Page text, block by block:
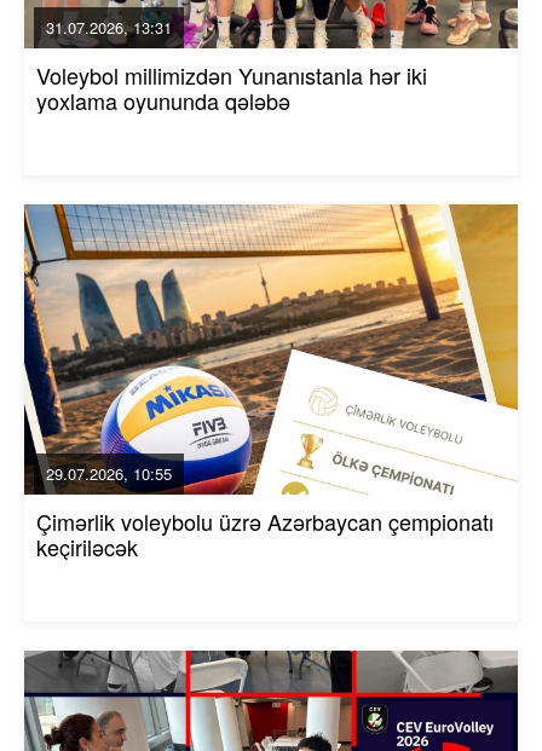
31.07.2026, 13:31
Voleybol millimizdən Yunanıstanla hər iki
yoxlama oyununda qələbə
29.07.2026, 10:55
Çimərlik voleybolu üzrə Azərbaycan çempionatı
keçiriləcək